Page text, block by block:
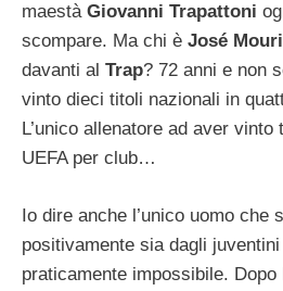
maestà Giovanni Trapattoni
scompare. Ma chi è José
davanti al Trap? 72 anni e non
vinto dieci titoli nazionali in
L’unico allenatore ad aver
UEFA per club…
Io dire anche l’unico uomo che
positivamente sia dagli
praticamente impossibile. Dopo